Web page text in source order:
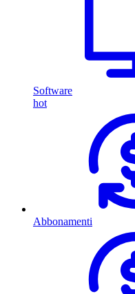
Software
hot
Abbonamenti